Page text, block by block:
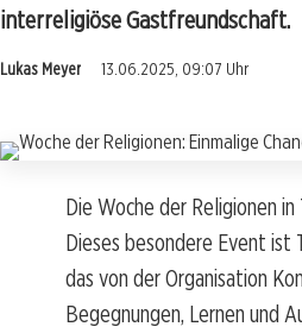
interreligiöse Gastfreundschaft.
Lukas Meyer 13.06.2025, 09:07 Uhr
Die Woche der Religionen
Dieses besondere Event ist
das von der Organisation
Begegnungen, Lernen und